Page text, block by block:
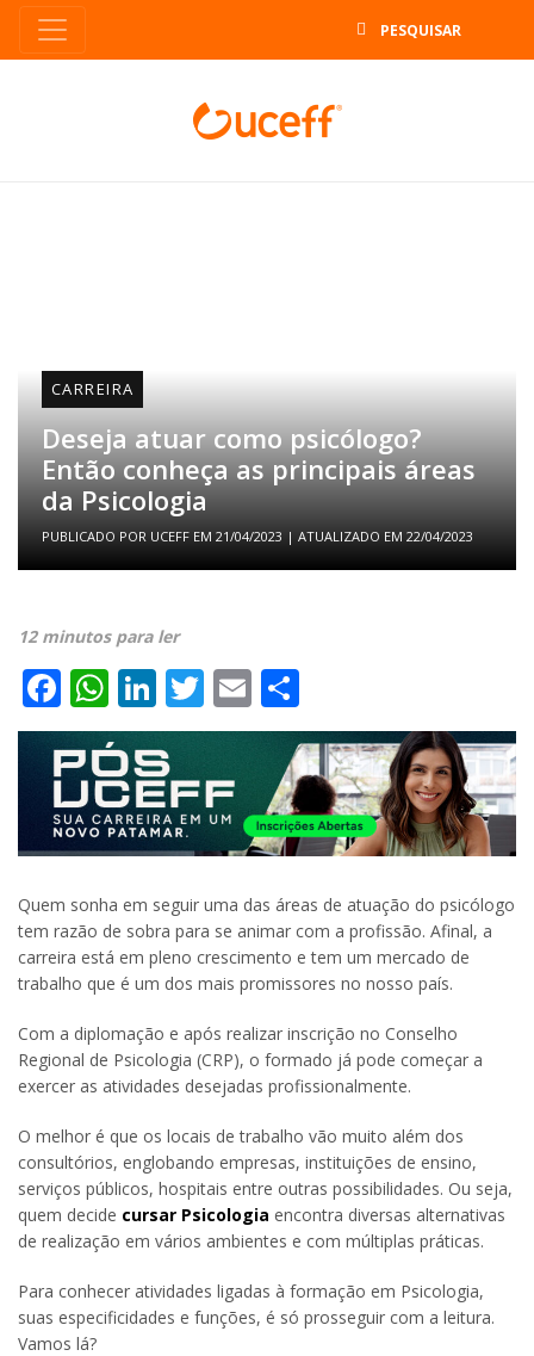
CARREIRA
Deseja atuar como psicólogo?
Então conheça as principais áreas
da Psicologia
PUBLICADO POR UCEFF EM 21/04/2023 | ATUALIZADO EM 22/04/2023
12 minutos para ler
Facebook
WhatsApp
LinkedIn
Twitter
Email
Quem sonha em seguir uma das áreas de atuação do psicólogo
tem razão de sobra para se animar com a profissão. Afinal, a
carreira está em pleno crescimento e tem um mercado de
trabalho que é um dos mais promissores no nosso país.
Com a diplomação e após realizar inscrição no Conselho
Regional de Psicologia (CRP), o formado já pode começar a
exercer as atividades desejadas profissionalmente.
O melhor é que os locais de trabalho vão muito além dos
consultórios, englobando empresas, instituições de ensino,
serviços públicos, hospitais entre outras possibilidades. Ou seja,
quem decide cursar Psicologia encontra diversas alternativas
de realização em vários ambientes e com múltiplas práticas.
Para conhecer atividades ligadas à formação em Psicologia,
suas especificidades e funções, é só prosseguir com a leitura.
Vamos lá?